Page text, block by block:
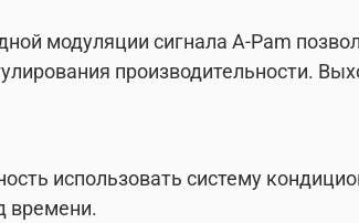
модуляции сигнала A-Pam
производительности.
использовать систему
времени.